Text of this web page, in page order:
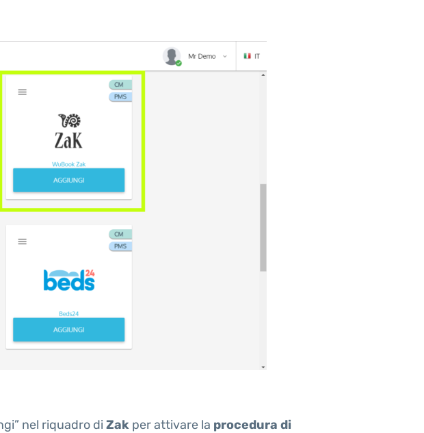
nel riquadro di Zak per attivare la procedura di